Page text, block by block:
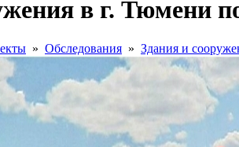
в г. Тюмени
» Обследования » Здания и